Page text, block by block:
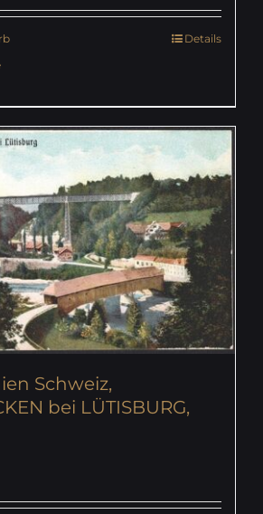
Details
Schweiz,
bei LÜTISBURG,